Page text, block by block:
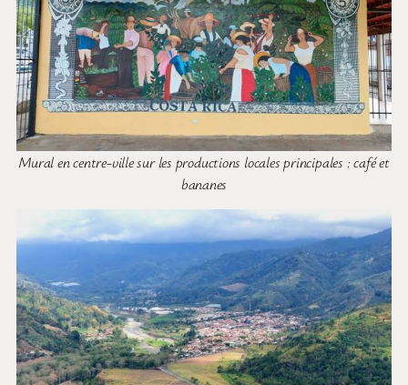
Mural en centre-ville sur les productions locales principales : café et
bananes